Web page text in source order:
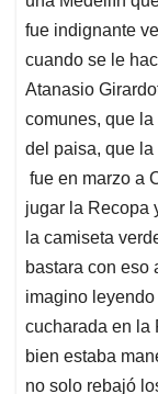
fue indignante
cuando se le
Atanasio
comunes, que
del paisa, que
fue en marzo a
jugar la Recopa
la camiseta
bastara con eso
imagino
cucharada en la
bien estaba
no solo rebajó